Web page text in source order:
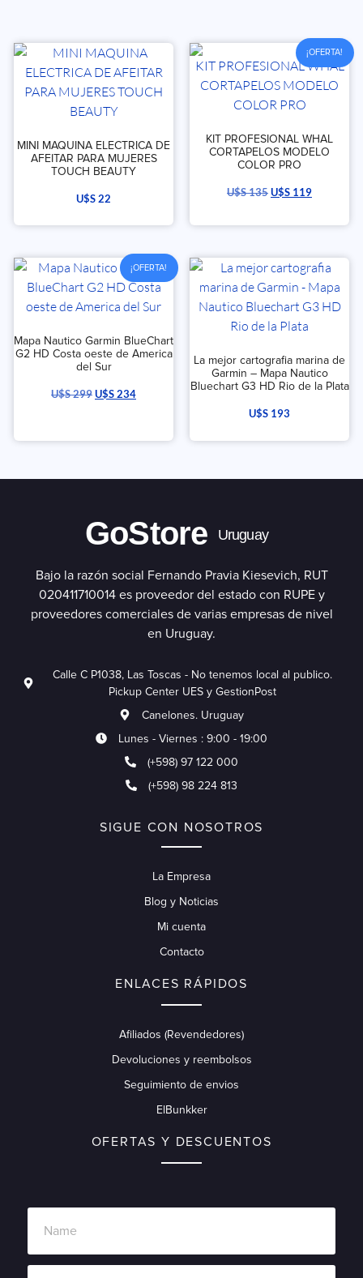
MINI MAQUINA ELECTRICA DE
AFEITAR PARA MUJERES
TOUCH BEAUTY
U$S22
¡OFERTA!
KIT PROFESIONAL WHAL
CORTAPELOS MODELO
COLOR PRO
U$S135U$S 119
¡OFERTA!
Mapa Nautico Garmin BlueChart
G2 HD Costa oeste de America
del Sur
U$S299U$S234
La mejor cartografia marina de
Garmin – Mapa Nautico
Bluechart G3 HD Rio de la Plata
U$S 193
GoStore Uruguay
Bajo la razón social Fernando Pravia Kiesevich, RUT
020411710014 es proveedor del estado con RUPE y
proveedores comerciales de varias empresas de nivel
en Uruguay.
Calle C P1038, Las Toscas - No tenemos local al publico.
Pickup Center UES y GestionPost
Canelones. Uruguay
Lunes - Viernes : 9:00 - 19:00
(+598) 97 122 000
(+598) 98 224 813
SIGUE CON NOSOTROS
La Empresa
Blog y Noticias
Mi cuenta
Contacto
ENLACES RÁPIDOS
Afiliados (Revendedores)
Devoluciones y reembolsos
Seguimiento de envios
ElBunkker
OFERTAS Y DESCUENTOS